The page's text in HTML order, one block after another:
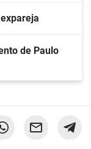
de Paulo